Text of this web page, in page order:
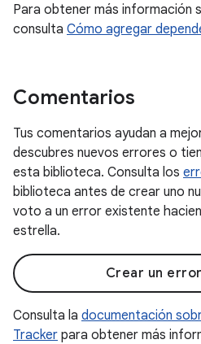
Para obtener más información
consulta Cómo agregar
Comentarios
Tus comentarios ayudan a
descubres nuevos errores o
esta biblioteca. Consulta los
biblioteca antes de crear uno
voto a un error existente
estrella.
Crear un
Consulta la documentación
Tracker para obtener más